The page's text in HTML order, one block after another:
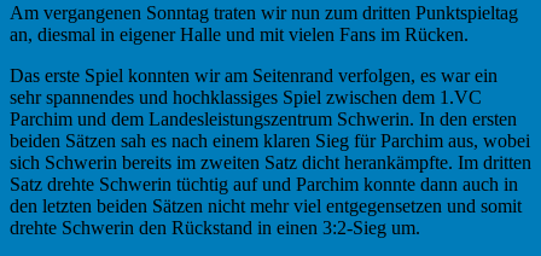
Am vergangenen Sonntag traten wir nun zum dritten Punktspieltag
an, diesmal in eigener Halle und mit vielen Fans im Rücken.
Das erste Spiel konnten wir am Seitenrand verfolgen, es war ein
sehr spannendes und hochklassiges Spiel zwischen dem 1.VC
Parchim und dem Landesleistungszentrum Schwerin. In den ersten
beiden Sätzen sah es nach einem klaren Sieg für Parchim aus, wobei
sich Schwerin bereits im zweiten Satz dicht herankämpfte. Im dritten
Satz drehte Schwerin tüchtig auf und Parchim konnte dann auch in
den letzten beiden Sätzen nicht mehr viel entgegensetzen und somit
drehte Schwerin den Rückstand in einen 3:2-Sieg um.